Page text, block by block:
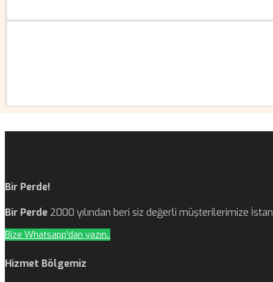
Bir Perde!
Bir Perde 2000 yılından beri siz değerli müşterilerimize
Bize Whatsapp'dan yazın..
Hizmet Bölgemiz